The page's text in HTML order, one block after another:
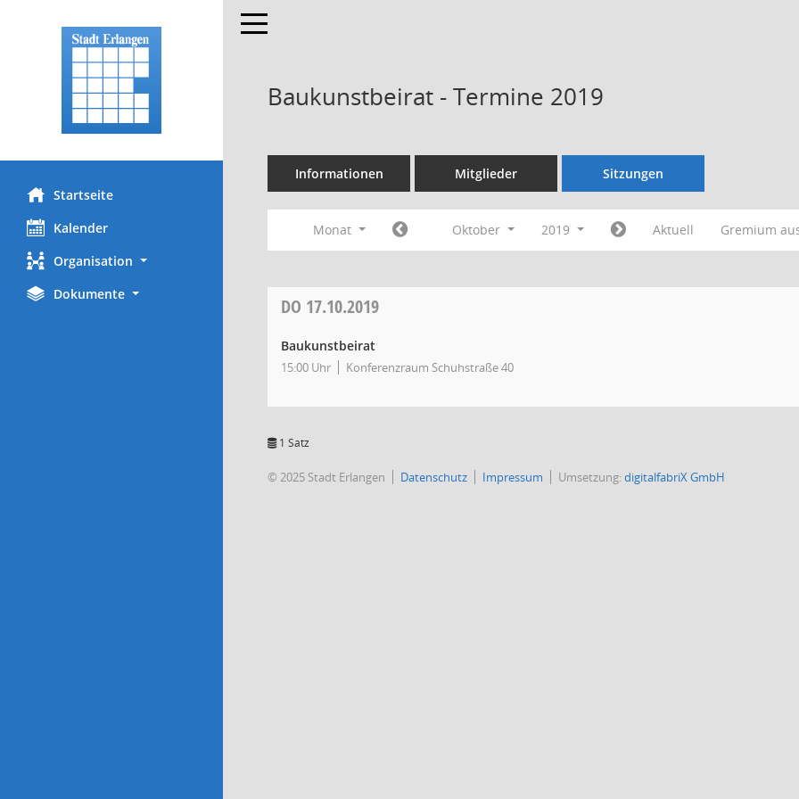
Startseite
Kalender
Organisation
Dokumente
Toggle navigation
Baukunstbeirat - Termine 2019
Informationen Mitglieder Sitzungen
Monat Oktober 2019 Aktuell Gremium
DO 17.10.2019
Baukunstbeirat
15:00 Uhr Konferenzraum Schuhstraße 40
1 Satz
© 2025 Stadt Erlangen Datenschutz Impressum Umsetzung:digitalfabriX GmbH